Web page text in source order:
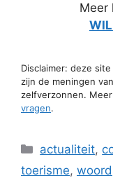
Meer
Disclaimer: deze
zijn de meningen
zelfverzonnen.
vragen.
Categorieën
actualiteit,
toerisme, woord